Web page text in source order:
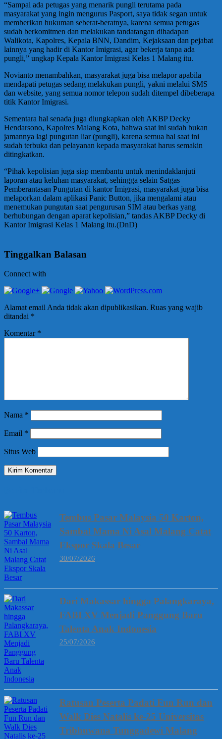
“Sampai ada petugas yang menarik pungli terutama pada
masyarakat yang ingin mengurus Pasport, saya tidak segan untuk
memberikan hukuman seberat-beratnya, karena semua petugas
sudah berkomitmen dan melakukan tandatangan dihadapan
Walikota, Kapolres, Kepala BNN, Dandim, Kejaksaan dan pejabat
lainnya yang hadir di Kantor Imigrasi, agar bekerja tanpa ada
pungli,” ungkap Kepala Kantor Imigrasi Kelas 1 Malang itu.
Novianto menambahkan, masyarakat juga bisa melapor apabila
mendapati petugas sedang melakukan pungli, yakni melalui SMS
dan website, yang semua nomor telepon sudah ditempel dibeberapa
titik Kantor Imigrasi.
Sementara hal senada juga diungkapkan oleh AKBP Decky
Hendarsono, Kapolres Malang Kota, bahwa saat ini sudah bukan
jamannya lagi pungutan liar (pungli), karena semua hal saat ini
sudah terbuka dan pelayanan kepada masyarakat harus semakin
ditingkatkan.
“Pihak kepolisian juga siap membantu untuk menindaklanjuti
laporan atau keluhan masyarakat, sehingga selain Satgas
Pemberantasan Pungutan di kantor Imigrasi, masyarakat juga bisa
melaporkan dalam aplikasi Panic Button, jika mengalami atau
menemukan pungutan saat pengurusan SIM atau berkas yang
berhubungan dengan aparat kepolisian,” tandas AKBP Decky di
Kantor Imigrasi Kelas 1 Malang itu.(DnD)
Tinggalkan Balasan
Connect with
Alamat email Anda tidak akan dipublikasikan. Ruas yang wajib
ditandai *
Komentar *
Nama *
Email *
Situs Web
Tembus Pasar Malaysia 50 Karton,
Sambal Mama Ni Asal Malang Catat
Ekspor Skala Besar
30/07/2026
Dari Makassar hingga Palangkaraya,
FABI XV Menjadi Panggung Baru
Talenta Anak Indonesia
25/07/2026
Ratusan Peserta Padati Fun Run dan
Walk Dies Natalis ke-25 Universitas
Tribhuwana Tunggadewi Malang